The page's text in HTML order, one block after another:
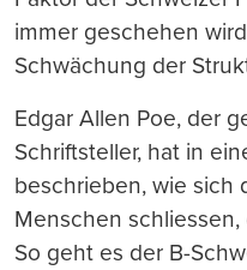
immer geschehen
Schwächung der
Edgar Allen Poe, der
Schriftsteller, hat in
beschrieben, wie sich
Menschen
So geht es der B-